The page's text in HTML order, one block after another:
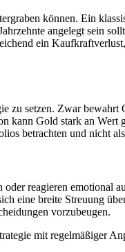
können. Ein
angelegt sein
ein
zu setzen. Zwar bewahrt
kann Gold stark an Wert
betrachten und nicht
reagieren emotional
eine breite Streuung
vorzubeugen.
mit regelmäßiger